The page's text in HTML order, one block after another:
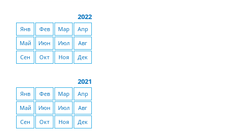
2022
Янв Фев Мар
Апр
Май
Июн Июл
Авг
Сен
Окт Ноя Дек
2021
Янв Фев Мар
Апр
Май
Июн Июл
Авг
Сен
Окт Ноя Дек